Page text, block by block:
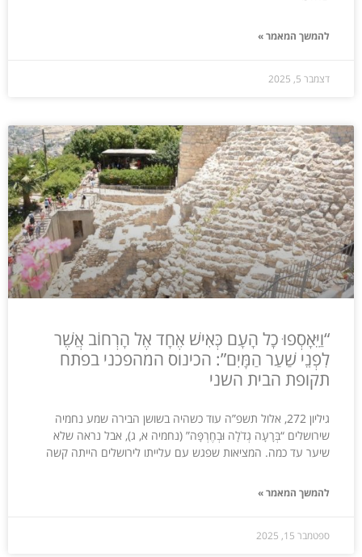
להמשך המאמר »
דצמבר 5, 2025
“וַיֵּאָסְפוּ כָל הָעָם כְּאִישׁ אֶחָד אֶל הָרְחוֹב אֲשֶׁר
לִפְנֵי שַׁעַר הַמָּיִם”: הכינוס המהפכני בפתח
תקופת הבית השני
גיליון 272, אלול תשפ”ה עוד כשהיה בשושן הבירה שמע נחמיה
שירושלים “בְּרָעָה גְדֹלָה וּבְחֶרְפָּה” (נחמיה א, ג), אבל נראה שלא
שיער עד כמה. המציאות שפגש עם עלייתו לירושלים הייתה קשה
להמשך המאמר »
ספטמבר 15, 2025